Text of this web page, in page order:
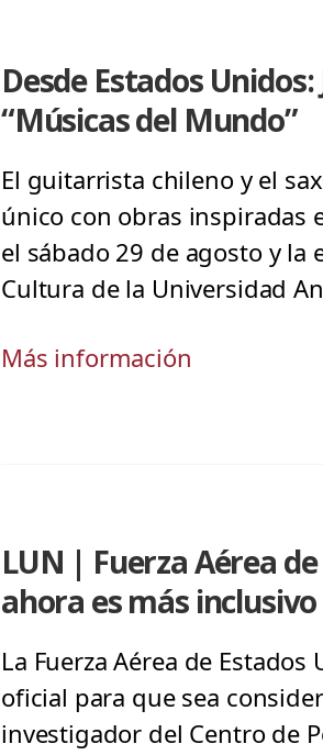
Desde Estados
“Músicas del Mundo”
El guitarrista chileno y el
único con obras inspiradas
el sábado 29 de agosto y
Cultura de la Universidad
Más información
LUN | Fuerza Aérea
ahora es más inclusivo
La Fuerza Aérea de
oficial para que sea
investigador del Centro de